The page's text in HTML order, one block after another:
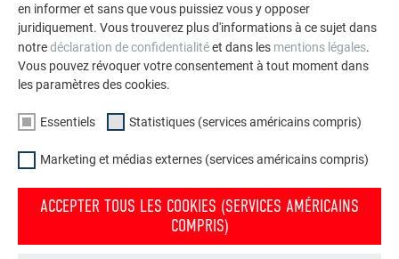
DÉCOUVREZ LES NOMBREUX AVANTAGES DES PRODUITS PREFA
Convainquez-vous maintenant! Commandez simplement les
Durabilité
Offres d’emploi
Presse
Trouver un artisan près de
chez vous
Questions & réponses
Contact
Réclamations et plaintes
en informer et sans que vous puissiez vous y opposer
juridiquement. Vous trouverez plus d'informations à ce sujet dans
notredéclaration de confidentialitéet dans les mentions légales.
Vous pouvez révoquer votre consentement à tout moment dans
les paramètres des cookies.
Essentiels Statistiques (services américains compris)
Marketing et médias externes (services américains compris)
ACCEPTER TOUS LES COOKIES (SERVICES AMÉRICAINS
COMPRIS)